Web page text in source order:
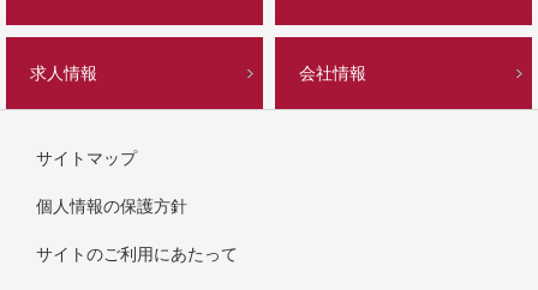
求人情報 会社情報
サイトマップ
個人情報の保護方針
サイトのご利用にあたって